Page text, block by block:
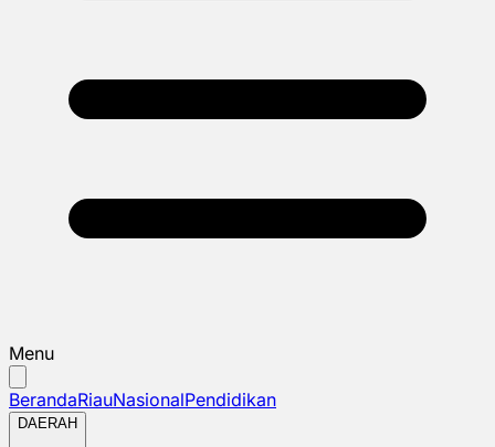
Menu
BerandaRiauNasionalPendidikan
DAERAH